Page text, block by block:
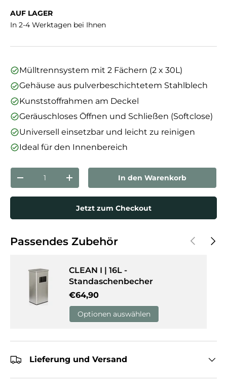
AUF LAGER
In 2-4 Werktagen bei Ihnen
Mülltrennsystem mit 2 Fächern (2 x 30L)
Gehäuse aus pulverbeschichtetem Stahlblech
Kunststoffrahmen am Deckel
Geräuschloses Öffnen und Schließen (Softclose)
Universell einsetzbar und leicht zu reinigen
Ideal für den Innenbereich
Menge verringernMenge erhöhenIn den Warenkorb
Jetzt zum Checkout
Passendes Zubehör Vorherige
CLEAN I | 16L -
Standaschenbecher
Normaler Preis
€64,90
Optionen auswählen
Lieferung und Versand